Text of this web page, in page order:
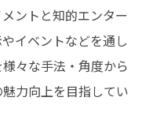
ントと知的エンター
イベントなどを通し
々な手法・角度から
力向上を目指してい